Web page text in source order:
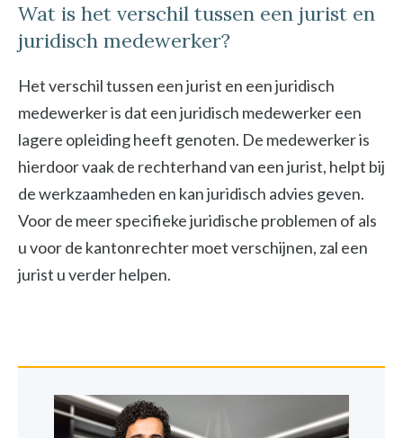
Wat is het verschil tussen een jurist en
juridisch medewerker?
Het verschil tussen een jurist en een juridisch
medewerker is dat een juridisch medewerker een
lagere opleiding heeft genoten. De medewerker is
hierdoor vaak de rechterhand van een jurist, helpt bij
de werkzaamheden en kan juridisch advies geven.
Voor de meer specifieke juridische problemen of als
u voor de kantonrechter moet verschijnen, zal een
jurist u verder helpen.